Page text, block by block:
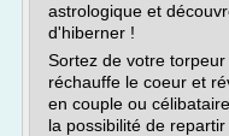
astrologique et
d'hiberner !
Sortez de votre
réchauffe le coeur et
en couple ou
la possibilité de